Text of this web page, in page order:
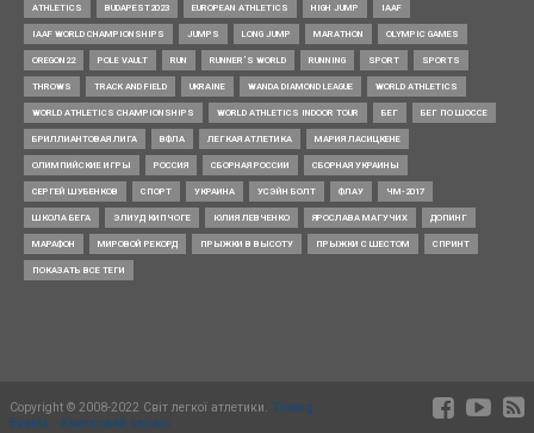
ATHLETICS BUDAPEST2023 EUROPEAN ATHLETICS HIGH JUMP IAAF
IAAF WORLD CHAMPIONSHIPS JUMPS LONG JUMP MARATHON OLYMPIC GAMES
OREGON22 POLE VAULT RUN RUNNER’S WORLD RUNNING SPORT SPORTS
THROWS TRACK AND FIELD UKRAINE WANDA DIAMOND LEAGUE WORLD ATHLETICS
WORLD ATHLETICS CHAMPIONSHIPS WORLD ATHLETICS INDOOR TOUR БЕГ БЕГ ПО ШОССЕ
БРИЛЛИАНТОВАЯ ЛИГА ВФЛА ЛЕГКАЯ АТЛЕТИКА МАРИЯ ЛАСИЦКЕНЕ
ОЛИМПИЙСКИЕ ИГРЫ РОССИЯ СБОРНАЯ РОССИИ СБОРНАЯ УКРАИНЫ
СЕРГЕЙ ШУБЕНКОВ СПОРТ УКРАИНА УСЭЙН БОЛТ ФЛАУ ЧМ-2017
ШКОЛА БЕГА ЭЛИУД КИПЧОГЕ ЮЛИЯ ЛЕВЧЕНКО ЯРОСЛАВА МАГУЧИХ ДОПИНГ
МАРАФОН МИРОВОЙ РЕКОРД ПРЫЖКИ В ВЫСОТУ ПРЫЖКИ С ШЕСТОМ СПРИНТ
ПОКАЗАТЬ ВСЕ ТЕГИ
Copyright © 2008-2022 Світ легкої атлетики. Timing
Events - Квитковий сервіс